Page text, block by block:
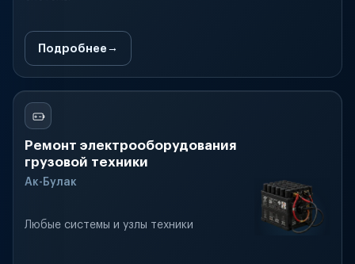
Подробнее
Ремонт электрооборудования
грузовой техники
Ак-Булак
Любые системы и узлы техники